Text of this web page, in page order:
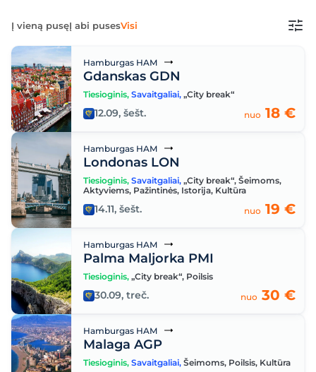
Į vieną pusęĮ abi pusesVisi
Hamburgas HAM
Gdanskas GDN
Tiesioginis, Savaitgaliai, „City break“
12.09, šešt. nuo 18 €
Hamburgas HAM
Londonas LON
Tiesioginis, Savaitgaliai, „City break“, Šeimoms,
Aktyviems, Pažintinės, Istorija, Kultūra
14.11, šešt. nuo 19 €
Hamburgas HAM
Palma Maljorka PMI
Tiesioginis, „City break“, Poilsis
30.09, treč. nuo 30 €
Hamburgas HAM
Malaga AGP
Tiesioginis, Savaitgaliai, Šeimoms, Poilsis, Kultūra